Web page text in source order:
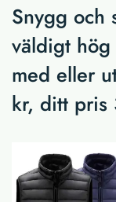
Snygg och
väldigt
med eller
kr, ditt